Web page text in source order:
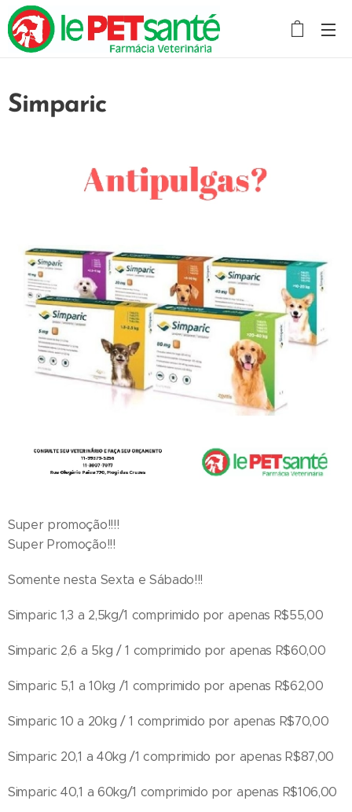
Simparic
Super promoção!!!!
Super Promoção!!!
Somente nesta Sexta e Sábado!!!
Simparic 1,3 a 2,5kg/1 comprimido por apenas R$55,00
Simparic 2,6 a 5kg / 1 comprimido por apenas R$60,00
Simparic 5,1 a 10kg /1 comprimido por apenas R$62,00
Simparic 10 a 20kg / 1 comprimido por apenas R$70,00
Simparic 20,1 a 40kg /1 comprimido por apenas R$87,00
Simparic 40,1 a 60kg/1 comprimido por apenas R$106,00